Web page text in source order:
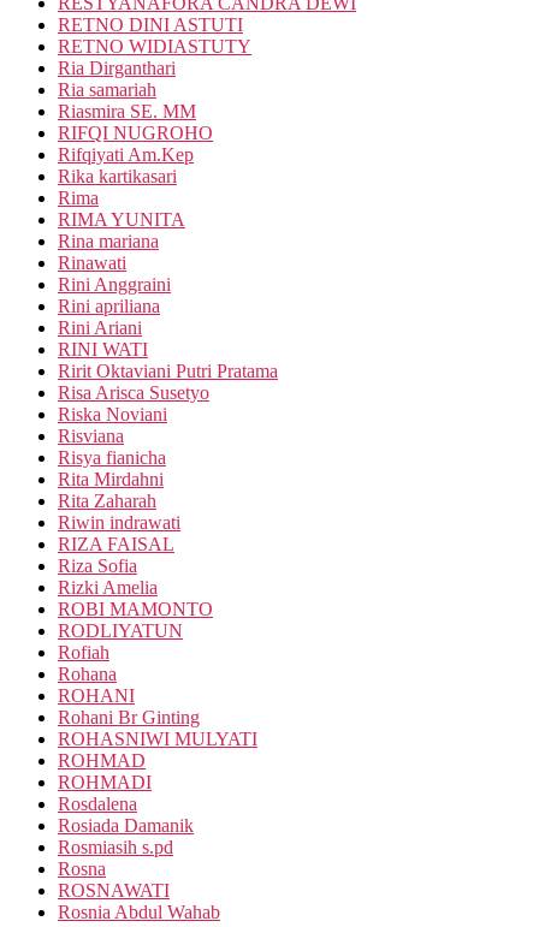
RETNO DINI ASTUTI
RETNO WIDIASTUTY
Ria Dirganthari
Ria samariah
Riasmira SE. MM
RIFQI NUGROHO
Rifqiyati Am.Kep
Rika kartikasari
Rima
RIMA YUNITA
Rina mariana
Rinawati
Rini Anggraini
Rini apriliana
Rini Ariani
RINI WATI
Ririt Oktaviani Putri Pratama
Risa Arisca Susetyo
Riska Noviani
Risviana
Risya fianicha
Rita Mirdahni
Rita Zaharah
Riwin indrawati
RIZA FAISAL
Riza Sofia
Rizki Amelia
ROBI MAMONTO
RODLIYATUN
Rofiah
Rohana
ROHANI
Rohani Br Ginting
ROHASNIWI MULYATI
ROHMAD
ROHMADI
Rosdalena
Rosiada Damanik
Rosmiasih s.pd
Rosna
ROSNAWATI
Rosnia Abdul Wahab